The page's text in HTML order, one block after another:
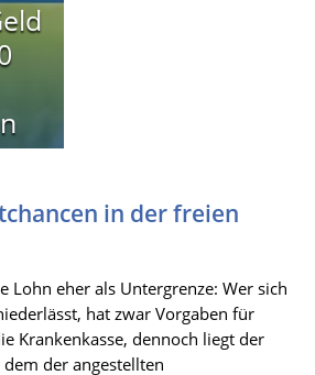
in der freien
Lohn eher als Untergrenze: Wer sich
hat zwar Vorgaben für
Krankenkasse, dennoch liegt der
der angestellten